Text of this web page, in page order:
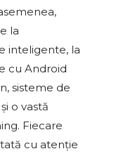
la
inteligente, la
cu Android
sisteme de
o vastă
Fiecare
cu atenție